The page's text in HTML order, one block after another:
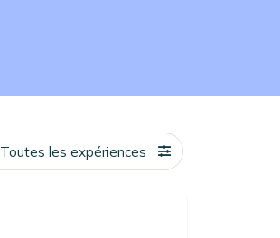
Toutes les expériences